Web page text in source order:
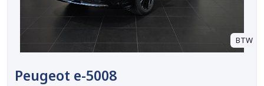
BTW
Peugeot e-5008